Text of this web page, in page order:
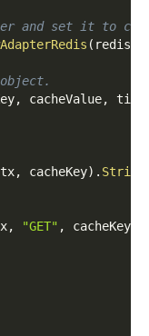
and set it to
( redis
, cacheValue, time
, cacheKey) . String
, "GET" , cacheKey